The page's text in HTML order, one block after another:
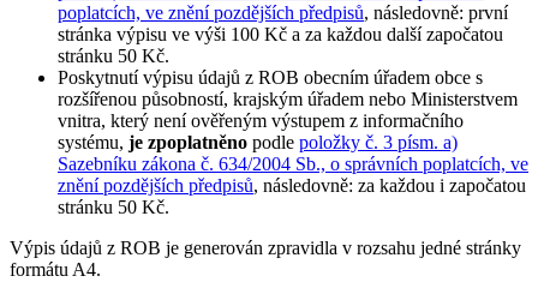
poplatcích, ve znění pozdějších předpisů, následovně: první
stránka výpisu ve výši 100 Kč a za každou další započatou
stránku 50 Kč.
Poskytnutí výpisu údajů z ROB obecním úřadem obce s
rozšířenou působností, krajským úřadem nebo Ministerstvem
vnitra, který není ověřeným výstupem z informačního
systému, je zpoplatněno podle položky č. 3 písm. a)
Sazebníku zákona č. 634/2004 Sb., o správních poplatcích, ve
znění pozdějších předpisů, následovně: za každou i započatou
stránku 50 Kč.
Výpis údajů z ROB je generován zpravidla v rozsahu jedné stránky
formátu A4.